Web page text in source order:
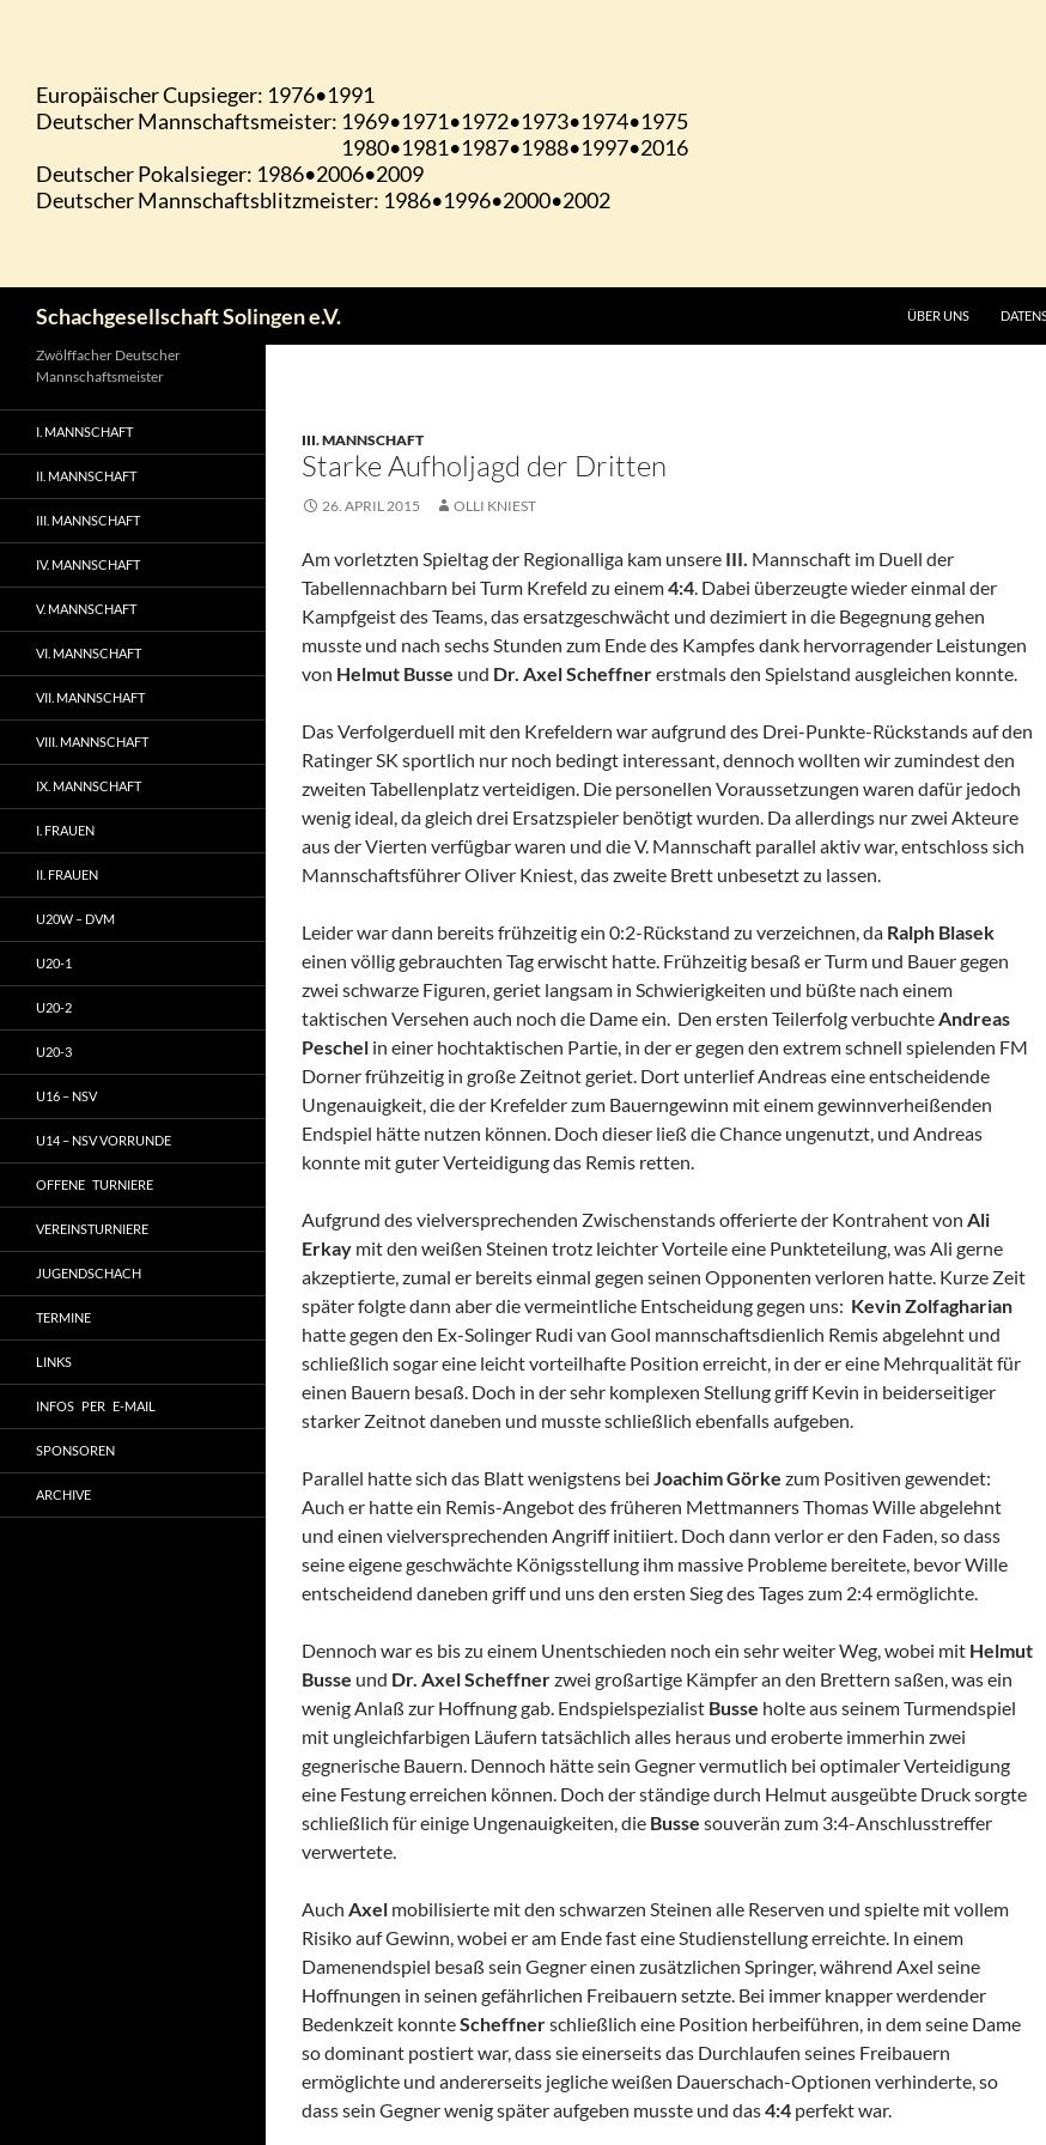
Schachgesellschaft Solingen e.V. ÜBER UNS
III. MANNSCHAFT
Starke Aufholjagd der Dritten
26. APRIL 2015 OLLI KNIEST
Am vorletzten Spieltag der Regionalliga kam unsere III. Mannschaft im Duell der
Tabellennachbarn bei Turm Krefeld zu einem4:4. Dabei überzeugte wieder einmal der
Kampfgeist des Teams, das ersatzgeschwächt und dezimiert in die Begegnung gehen
musste und nach sechs Stunden zum Ende des Kampfes dank hervorragender Leistungen
von Helmut Busse und Dr. Axel Scheffnererstmals den Spielstand ausgleichen konnte.
Das Verfolgerduell mit den Krefeldern war aufgrund des Drei-Punkte-Rückstands auf den
Ratinger SK sportlich nur noch bedingt interessant, dennoch wollten wir zumindest den
zweiten Tabellenplatz verteidigen. Die personellen Voraussetzungen waren dafür jedoch
wenig ideal, da gleich drei Ersatzspieler benötigt wurden. Da allerdings nur zwei Akteure
aus der Vierten verfügbar waren und die V. Mannschaft parallel aktiv war, entschloss sich
Mannschaftsführer Oliver Kniest, das zweite Brett unbesetzt zu lassen.
Leider war dann bereits frühzeitig ein 0:2-Rückstand zu verzeichnen, da Ralph Blasek
einen völlig gebrauchten Tag erwischt hatte. Frühzeitig besaß er Turm und Bauer gegen
zwei schwarze Figuren, geriet langsam in Schwierigkeiten und büßte nach einem
taktischen Versehen auch noch die Dame ein. Den ersten Teilerfolg verbuchteAndreas
Peschel in einer hochtaktischen Partie, in der er gegen den extrem schnell spielenden FM
Dorner frühzeitig in große Zeitnot geriet. Dort unterlief Andreas eine entscheidende
Ungenauigkeit, die der Krefelder zum Bauerngewinn mit einem gewinnverheißenden
Endspiel hätte nutzen können. Doch dieser ließ die Chance ungenutzt, und Andreas
konnte mit guter Verteidigung das Remis retten.
Aufgrund des vielversprechenden Zwischenstands offerierte der Kontrahent von Ali
Erkay mit den weißen Steinen trotz leichter Vorteile eine Punkteteilung, was Ali gerne
akzeptierte, zumal er bereits einmal gegen seinen Opponenten verloren hatte. Kurze Zeit
später folgte dann aber die vermeintliche Entscheidung gegen uns: Kevin Zolfagharian
hatte gegen den Ex-Solinger Rudi van Gool mannschaftsdienlich Remis abgelehnt und
schließlich sogar eine leicht vorteilhafte Position erreicht, in der er eine Mehrqualität für
einen Bauern besaß. Doch in der sehr komplexen Stellung griff Kevin in beiderseitiger
starker Zeitnot daneben und musste schließlich ebenfalls aufgeben.
Parallel hatte sich das Blatt wenigstens bei Joachim Görke zum Positiven gewendet:
Auch er hatte ein Remis-Angebot des früheren Mettmanners Thomas Wille abgelehnt
und einen vielversprechenden Angriff initiiert. Doch dann verlor er den Faden, so dass
seine eigene geschwächte Königsstellung ihm massive Probleme bereitete, bevor Wille
entscheidend daneben griff und uns den ersten Sieg des Tages zum 2:4 ermöglichte.
Dennoch war es bis zu einem Unentschieden noch ein sehr weiter Weg, wobei mit Helmut
Busse und Dr. Axel Scheffnerzwei großartige Kämpfer an den Brettern saßen, was ein
wenig Anlaß zur Hoffnung gab. Endspielspezialist Busse holte aus seinem Turmendspiel
mit ungleichfarbigen Läufern tatsächlich alles heraus und eroberte immerhin zwei
gegnerische Bauern. Dennoch hätte sein Gegner vermutlich bei optimaler Verteidigung
eine Festung erreichen können. Doch der ständige durch Helmut ausgeübte Druck sorgte
schließlich für einige Ungenauigkeiten, die Busse souverän zum 3:4-Anschlusstreffer
verwertete.
Auch Axel mobilisierte mit den schwarzen Steinen alle Reserven und spielte mit vollem
Risiko auf Gewinn, wobei er am Ende fast eine Studienstellung erreichte. In einem
Damenendspiel besaß sein Gegner einen zusätzlichen Springer, während Axel seine
Hoffnungen in seinen gefährlichen Freibauern setzte. Bei immer knapper werdender
Bedenkzeit konnteScheffnerschließlich eine Position herbeiführen, in dem seine Dame
so dominant postiert war, dass sie einerseits das Durchlaufen seines Freibauern
ermöglichte und andererseits jegliche weißen Dauerschach-Optionen verhinderte, so
dass sein Gegner wenig später aufgeben musste und das4:4 perfekt war.
Zwölffacher Deutscher
Mannschaftsmeister
I. MANNSCHAFT
II. MANNSCHAFT
III. MANNSCHAFT
IV. MANNSCHAFT
V. MANNSCHAFT
VI. MANNSCHAFT
VII. MANNSCHAFT
VIII. MANNSCHAFT
IX. MANNSCHAFT
I. FRAUEN
II. FRAUEN
U20W – DVM
U20-1
U20-2
U20-3
U16 – NSV
U14 – NSV VORRUNDE
OFFENE TURNIERE
VEREINSTURNIERE
JUGENDSCHACH
TERMINE
LINKS
INFOS PER E-MAIL
SPONSOREN
ARCHIVE